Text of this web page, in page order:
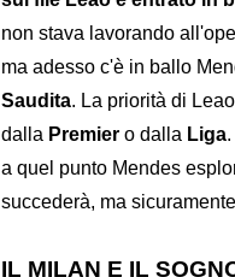
non stava lavorando
ma adesso c'è in ballo
Saudita. La priorità di
dalla Premier o dalla Liga
a quel punto Mendes
succederà, ma
IL MILAN E IL